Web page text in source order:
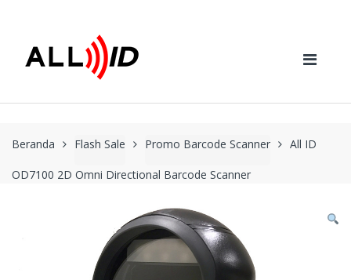
Beranda Flash Sale Promo Barcode Scanner All ID
OD7100 2D Omni Directional Barcode Scanner